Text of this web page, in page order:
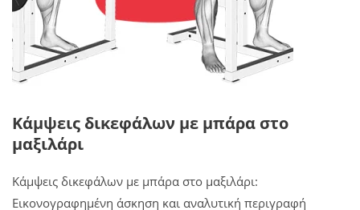
Κάμψεις δικεφάλων με μπάρα στο
μαξιλάρι
Κάμψεις δικεφάλων με μπάρα στο μαξιλάρι:
Εικονογραφημένη άσκηση και αναλυτική περιγραφή